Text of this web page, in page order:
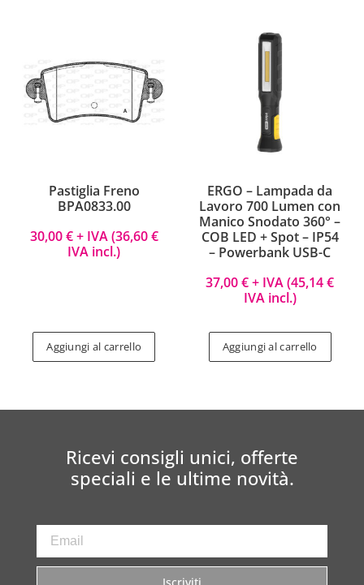
Pastiglia Freno
BPA0833.00
30,00€+ IVA (36,60€
IVA incl.)
Aggiungi al carrello
ERGO – Lampada da
Lavoro 700 Lumen con
Manico Snodato 360° –
COB LED + Spot – IP54
– Powerbank USB-C
37,00€+ IVA (45,14€
IVA incl.)
Aggiungi al carrello
Ricevi consigli unici, offerte
speciali e le ultime novità.
Iscriviti